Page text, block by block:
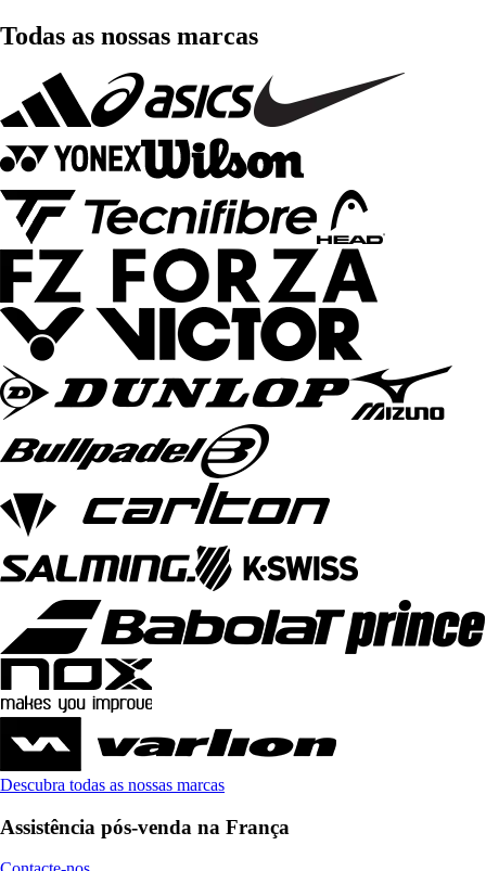
Todas as nossas marcas
Descubra todas as nossas marcas
Assistência pós-venda na França